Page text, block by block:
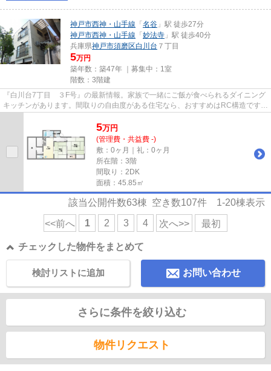
神戸市西神・山手線 「 名谷 」駅 徒歩27分
神戸市西神・山手線 「 妙法寺 」駅 徒歩40分
兵庫県神戸市須磨区白川台 ７丁目
5万円
築年数：築47年 ｜募集中： 1室
階数：3階建
『白川台7丁目 ３F号』の最新情報。家族で一緒にご飯が食べられるダイニング
キッチンがあります。間取りの自由度がある住宅なら、おすすめはRC構造です。
5万円
(管理費・共益費 -)
敷：0ヶ月｜礼：0ヶ月
所在階：3階
間取り：2DK
面積：45.85㎡
該当公開件数63棟 空き数107件 1-20棟表示
<<前へ 1 2 3 4 次へ>> 最初
チェックした物件をまとめて
お問い合わせ
検討リストに追加
さらに条件を絞り込む
物件リクエスト